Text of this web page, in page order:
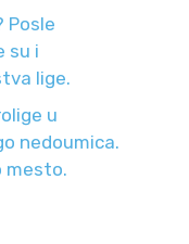
Posle
su i
lige.
u
nedoumica.
mesto.